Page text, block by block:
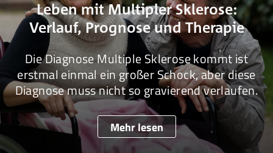
Leben mit Multipler Sklerose:
Verlauf, Prognose und Therapie
Die Diagnose Multiple Sklerose kommt ist
erstmal einmal ein großer Schock, aber diese
Diagnose muss nicht so gravierend verlaufen.
Mehr lesen